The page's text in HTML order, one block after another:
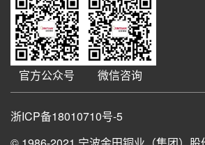
官方公众号 微信咨询
浙ICP备18010710号-5